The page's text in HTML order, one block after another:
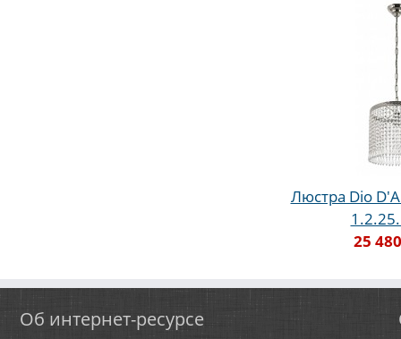
Люстра Dio
25
Об интернет-ресурсе